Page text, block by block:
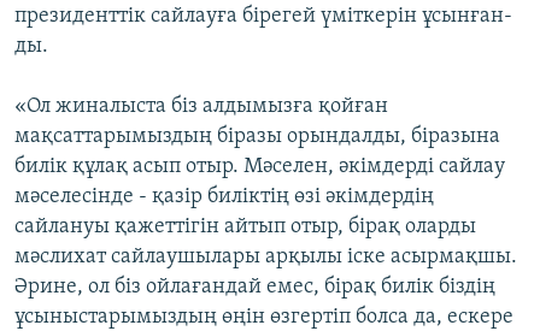
президенттік сайлауға бірегей үміткерін ұсынған-
ды.
«Ол жиналыста біз алдымызға қойған
мақсаттарымыздың біразы орындалды, біразына
билік құлақ асып отыр. Мәселен, әкімдерді сайлау
мәселесінде - қазір биліктің өзі әкімдердің
сайлануы қажеттігін айтып отыр, бірақ оларды
мәслихат сайлаушылары арқылы іске асырмақшы.
Әрине, ол біз ойлағандай емес, бірақ билік біздің
ұсыныстарымыздың өңін өзгертіп болса да, ескере